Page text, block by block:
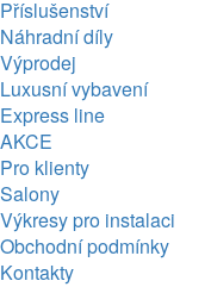
Příslušenství
Náhradní díly
Výprodej
Luxusní vybavení
Express line
AKCE
Pro klienty
Salony
Výkresy pro instalaci
Obchodní podmínky
Kontakty